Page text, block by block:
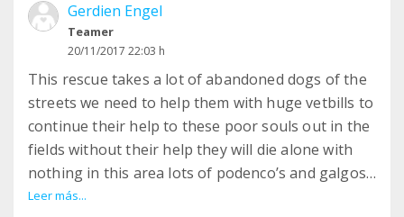
Gerdien Engel
Teamer
20/11/2017 22:03 h
This rescue takes a lot of abandoned dogs of the
streets we need to help them with huge vetbills to
continue their help to these poor souls out in the
fields without their help they will die alone with
nothing in this area lots of podenco’s and galgos
are in deperate situations so please joon this
Leer más...